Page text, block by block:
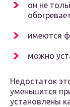
он не
имеются
можно
Недостаток
уменьшится
установлены